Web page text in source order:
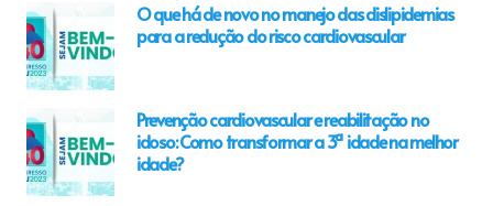
O que há de novo no manejo das dislipidemias
para a redução do risco cardiovascular
Prevenção cardiovascular e reabilitação no
idoso: Como transformar a 3ª idade na melhor
idade?